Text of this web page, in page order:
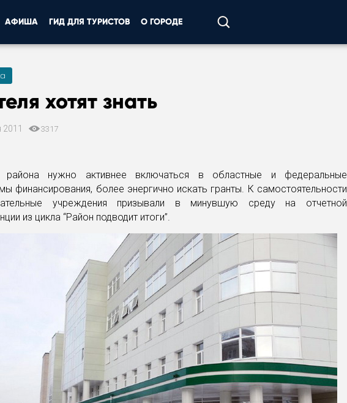
АФИША ГИД ДЛЯ ТУРИСТОВ О ГОРОДЕ
хотят знать
2011 3317
нужно активнее включаться в областные и федеральные
финансирования, более энергично искать гранты. К самостоятельности
учреждения призывали в минувшую среду на отчетной
из цикла “Район подводит итоги”.